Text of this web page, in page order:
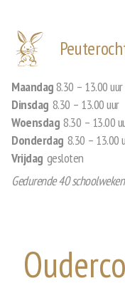
Maandag 8.30 – 13.00 uur
Dinsdag 8.30 – 13.00 uur
Woensdag 8.30 – 13.00
Donderdag 8.30 – 13.00
Vrijdag gesloten
Gedurende 40 schoolweken